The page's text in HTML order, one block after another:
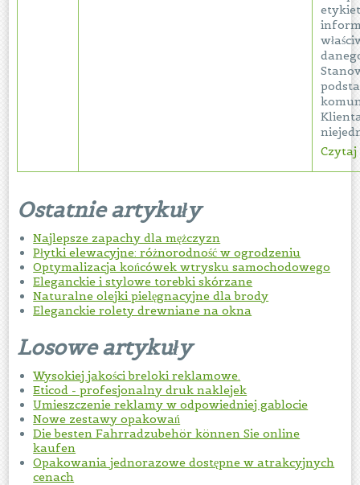
Czytaj
Ostatnie artykuły
Najlepsze zapachy dla mężczyzn
Płytki elewacyjne: różnorodność w ogrodzeniu
Optymalizacja końcówek wtrysku samochodowego
Eleganckie i stylowe torebki skórzane
Naturalne olejki pielęgnacyjne dla brody
Eleganckie rolety drewniane na okna
Losowe artykuły
Wysokiej jakości breloki reklamowe.
Eticod - profesjonalny druk naklejek
Umieszczenie reklamy w odpowiedniej gablocie
Nowe zestawy opakowań
Die besten Fahrradzubehör können Sie online
kaufen
Opakowania jednorazowe dostępne w atrakcyjnych
cenach